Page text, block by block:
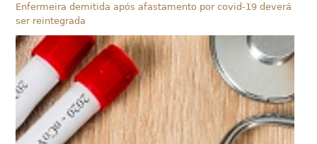
Enfermeira demitida após afastamento por covid-19 deverá
ser reintegrada